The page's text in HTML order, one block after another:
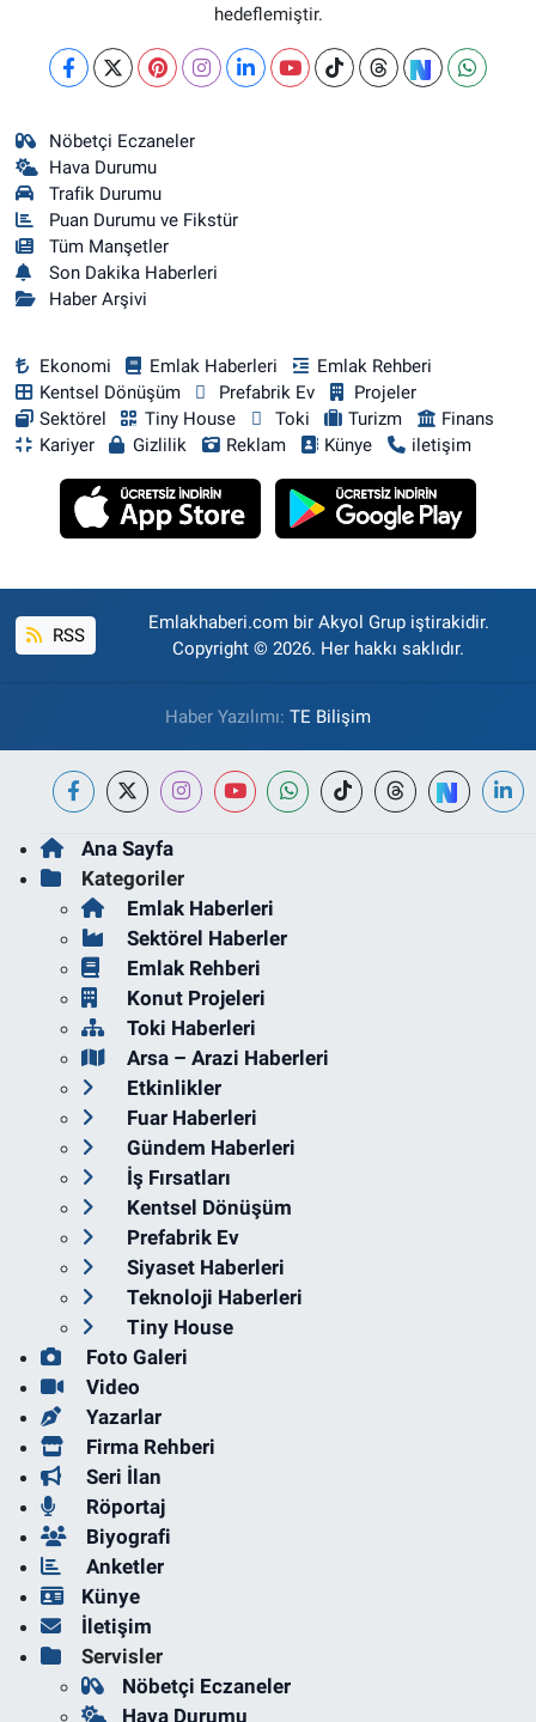
hedeflemiştir.
Nöbetçi Eczaneler
Hava Durumu
Trafik Durumu
Puan Durumu ve Fikstür
Tüm Manşetler
Son Dakika Haberleri
Haber Arşivi
Ekonomi Emlak Haberleri
Emlak Rehberi
Kentsel Dönüşüm
Prefabrik Ev
Projeler
Sektörel
Tiny House Toki Turizm
Finans
Kariyer
Gizlilik Reklam Künye iletişim
RSS
Emlakhaberi.com bir Akyol Grup iştirakidir.
Copyright © 2026. Her hakkı saklıdır.
Haber Yazılımı: TE Bilişim
Ana Sayfa
Kategoriler
Emlak Haberleri
Sektörel Haberler
Emlak Rehberi
Konut Projeleri
Toki Haberleri
Arsa – Arazi Haberleri
Etkinlikler
Fuar Haberleri
Gündem Haberleri
İş Fırsatları
Kentsel Dönüşüm
Prefabrik Ev
Siyaset Haberleri
Teknoloji Haberleri
Tiny House
Foto Galeri
Video
Yazarlar
Firma Rehberi
Seri İlan
Röportaj
Biyografi
Anketler
Künye
İletişim
Servisler
Nöbetçi Eczaneler
Hava Durumu